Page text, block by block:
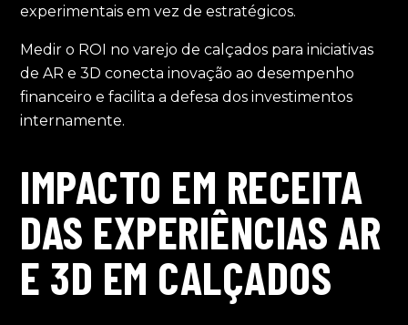
experimentais em vez de estratégicos.
Medir o ROI no varejo de calçados para iniciativas
de AR e 3D conecta inovação ao desempenho
financeiro e facilita a defesa dos investimentos
internamente.
IMPACTO EM RECEITA
DAS EXPERIÊNCIAS AR
E 3D EM CALÇADOS